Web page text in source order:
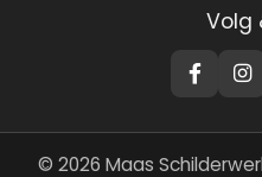
Volg
© 2026 Maas